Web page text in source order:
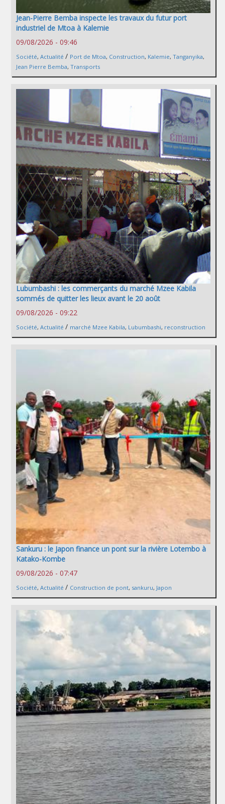
Jean-Pierre Bemba inspecte les travaux du futur port
industriel de Mtoa à Kalemie
09/08/2026 - 09:46
Société, Actualité / Port de Mtoa, Construction, Kalemie, Tanganyika,
Jean Pierre Bemba, Transports
Lubumbashi : les commerçants du marché Mzee Kabila
sommés de quitter les lieux avant le 20 août
09/08/2026 - 09:22
Société, Actualité / marché Mzee Kabila, Lubumbashi, reconstruction
Sankuru : le Japon finance un pont sur la rivière Lotembo à
Katako-Kombe
09/08/2026 - 07:47
Société, Actualité / Construction de pont, sankuru, Japon